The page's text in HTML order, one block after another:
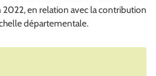
2022, en relation avec la contribution
départementale.